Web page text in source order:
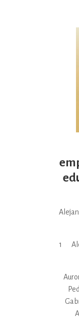
1